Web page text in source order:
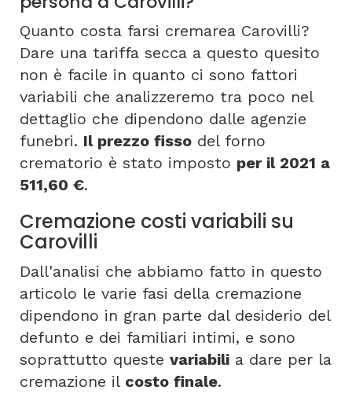
Quanto costa farsi cremarea Carovilli?
Dare una tariffa secca a questo quesito
non è facile in quanto ci sono fattori
variabili che analizzeremo tra poco nel
dettaglio che dipendono dalle agenzie
funebri. Il prezzo fisso del forno
crematorio è stato imposto per il 2021 a
511,60 €.
Cremazione costi variabili su
Carovilli
Dall'analisi che abbiamo fatto in questo
articolo le varie fasi della cremazione
dipendono in gran parte dal desiderio del
defunto e dei familiari intimi, e sono
soprattutto queste variabili a dare per la
cremazione il costo finale.